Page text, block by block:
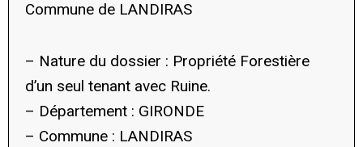
Commune de LANDIRAS
– Nature du dossier : Propriété Forestière
d’un seul tenant avec Ruine.
– Département : GIRONDE
– Commune : LANDIRAS